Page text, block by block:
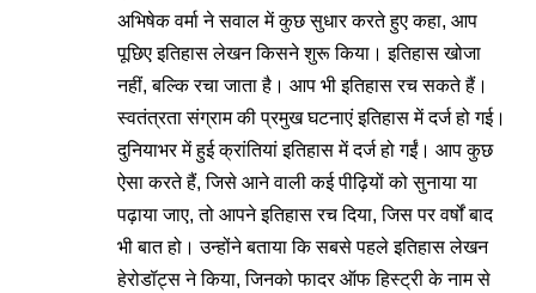
अभिषेक वर्मा ने सवाल में कुछ सुधार करते हुए कहा, आप
पूछिए इतिहास लेखन किसने शुरू किया। इतिहास खोजा
नहीं, बल्कि रचा जाता है। आप भी इतिहास रच सकते हैं।
स्वतंत्रता संग्राम की प्रमुख घटनाएं इतिहास में दर्ज हो गई।
दुनियाभर में हुई क्रांतियां इतिहास में दर्ज हो गईं। आप कुछ
ऐसा करते हैं, जिसे आने वाली कई पीढ़ियों को सुनाया या
पढ़ाया जाए, तो आपने इतिहास रच दिया, जिस पर वर्षों बाद
भी बात हो। उन्होंने बताया कि सबसे पहले इतिहास लेखन
हेरोडॉट्स ने किया, जिनको फादर ऑफ हिस्ट्री के नाम से